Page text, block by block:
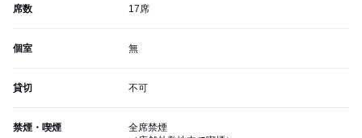
席数 17席
個室 無
貸切 不可
禁煙・喫煙
全席禁煙